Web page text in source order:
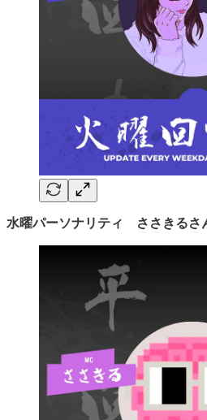
水曜パーソナリティ ささきるさ